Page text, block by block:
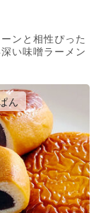
ンと相性ぴった
い味噌ラーメン
ん